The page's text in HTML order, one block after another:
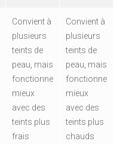
Convient à
plusieurs
teints de
peau, mais
fonctionne
mieux
avec des
teints plus
frais
Convient à
plusieurs
teints de
peau, mais
fonctionne
mieux
avec des
teints plus
chauds